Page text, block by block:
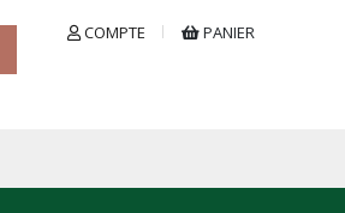
COMPTE PANIER